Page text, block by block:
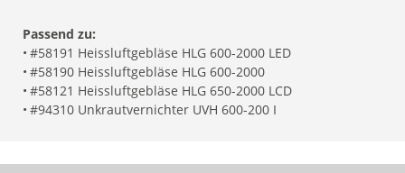
Passend zu:
• #58191 Heissluftgebläse HLG 600-2000 LED
• #58190 Heissluftgebläse HLG 600-2000
• #58121 Heissluftgebläse HLG 650-2000 LCD
• #94310 Unkrautvernichter UVH 600-200 I